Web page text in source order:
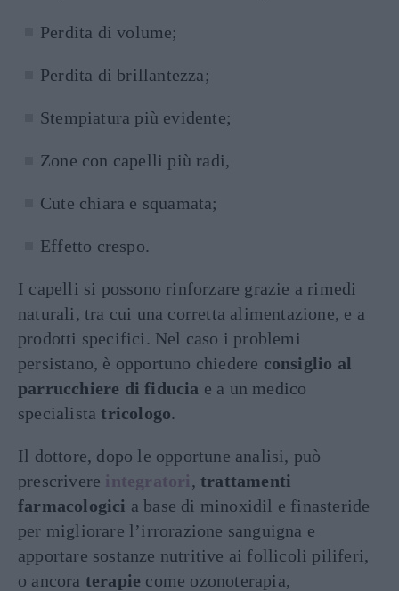
Perdita di volume;
Perdita di brillantezza;
Stempiatura più evidente;
Zone con capelli più radi,
Cute chiara e squamata;
Effetto crespo.
I capelli si possono rinforzare grazie a rimedi
naturali, tra cui una corretta alimentazione, e a
prodotti specifici. Nel caso i problemi
persistano, è opportuno chiedere consiglio al
parrucchiere di fiducia e a un medico
specialistatricologo.
Il dottore, dopo le opportune analisi, può
prescrivere integratori,trattamenti
farmacologici a base di minoxidil e finasteride
per migliorare l’irrorazione sanguigna e
apportare sostanze nutritive ai follicoli piliferi,
o ancora terapie come ozonoterapia,